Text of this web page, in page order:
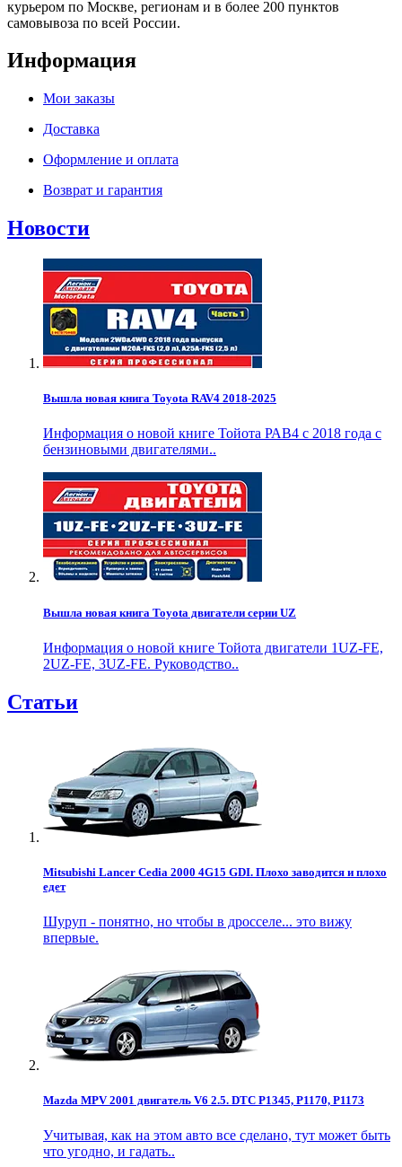
курьером по Москве, регионам и в более 200 пунктов
самовывоза по всей России.
Информация
Мои заказы
Доставка
Оформление и оплата
Возврат и гарантия
Новости
Вышла новая книга Toyota RAV4 2018-2025
Информация о новой книге Тойота РАВ4 с 2018 года с
бензиновыми двигателями..
Вышла новая книга Toyota двигатели серии UZ
Информация о новой книге Тойота двигатели 1UZ-FE,
2UZ-FE, 3UZ-FE. Руководство..
Статьи
Mitsubishi Lancer Cedia 2000 4G15 GDI. Плохо заводится и плохо
едет
Шуруп - понятно, но чтобы в дросселе... это вижу
впервые.
Mazda MPV 2001 двигатель V6 2.5. DTC P1345, P1170, P1173
Учитывая, как на этом авто все сделано, тут может быть
что угодно, и гадать..